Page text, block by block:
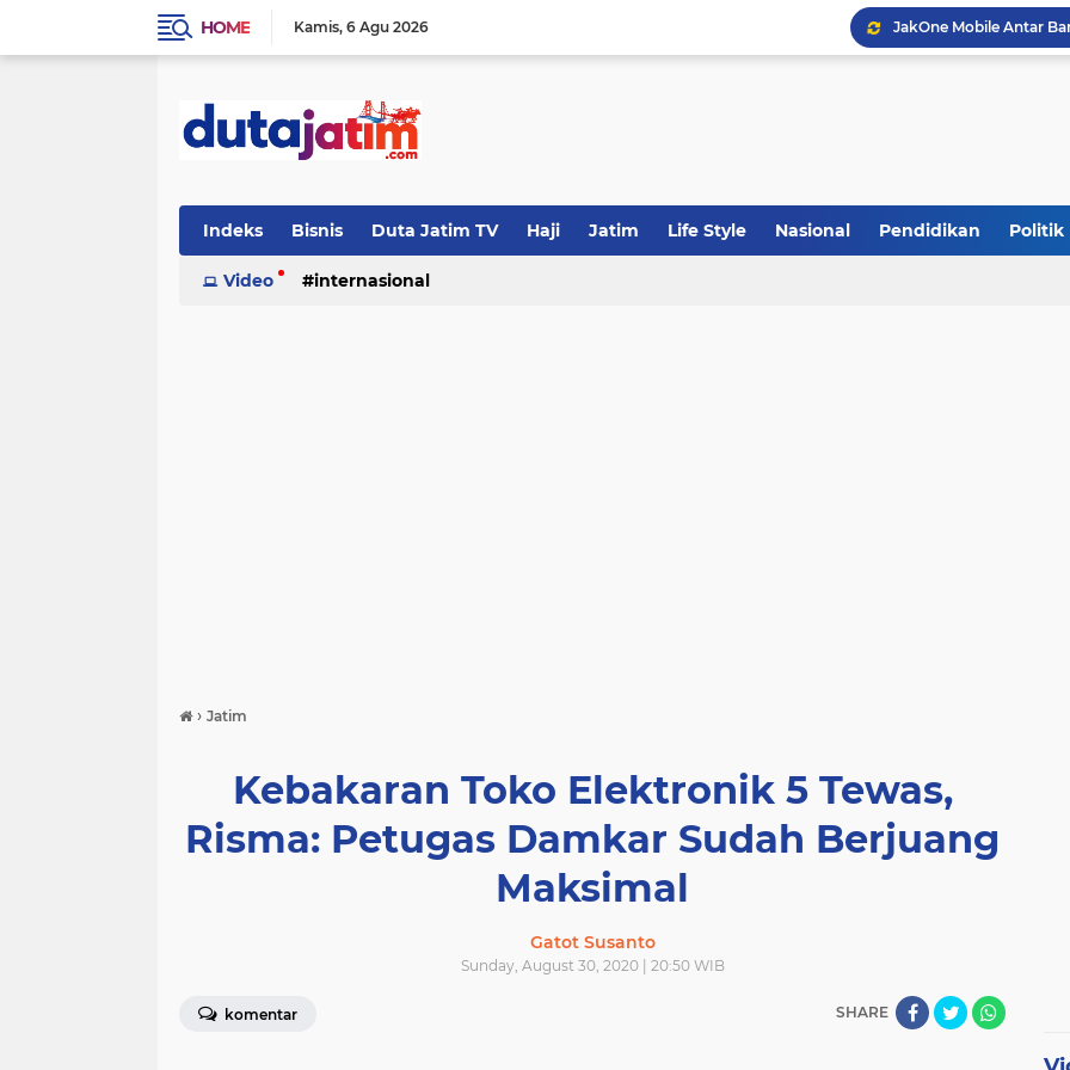
HOME Kamis 6 Agu 2026
JakOne Mobile Antar
Calon Ketum PBNU,
Indeks Bisnis Duta Jatim TV Haji Jatim Life Style Nasional Pendidikan Politik
Video internasional
› Jatim
Kebakaran Toko Elektronik 5 Tewas,
Risma: Petugas Damkar Sudah Berjuang
Maksimal
Gatot Susanto
Sunday, August 30, 2020 | 20:50 WIB
komentar SHARE